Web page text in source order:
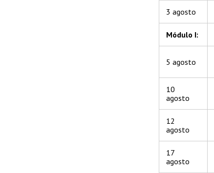
3 agosto
Módulo I:
5 agosto
10
agosto
12
agosto
17
agosto